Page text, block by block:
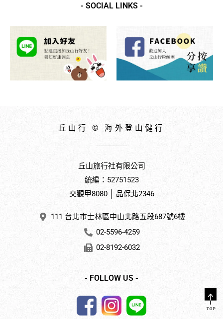
- SOCIAL LINKS -
丘山行 © 海外登山健行
丘山旅行社有限公司
統編：52751523
交觀甲8080 │ 品保北2346
111 台北市士林區中山北路五段687號6樓
02-5596-4259
02-8192-6032
- FOLLOW US -